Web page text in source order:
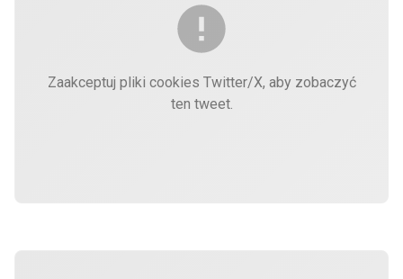
Zaakceptuj pliki cookies Twitter/X, aby zobaczyć
ten tweet.